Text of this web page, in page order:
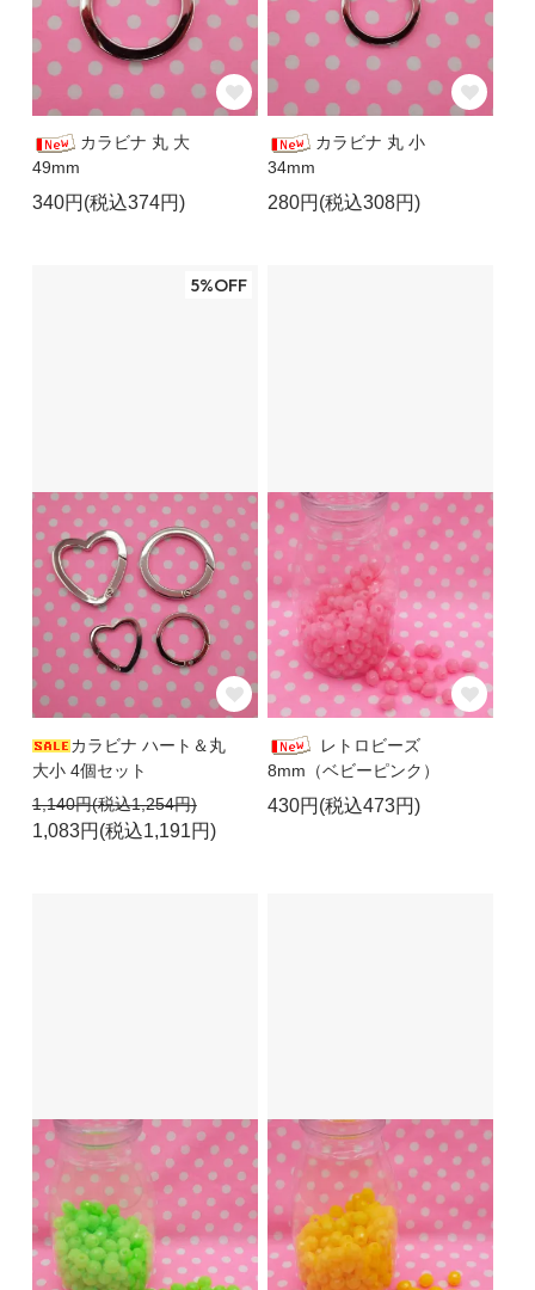
カラビナ 丸 大
49mm
340円(税込374円)
カラビナ 丸 小
34mm
280円(税込308円)
5%OFF
カラビナ ハート＆丸
大小 4個セット
1,140円(税込1,254円)
1,083円(税込1,191円)
レトロビーズ
8mm（ベビーピンク）
430円(税込473円)